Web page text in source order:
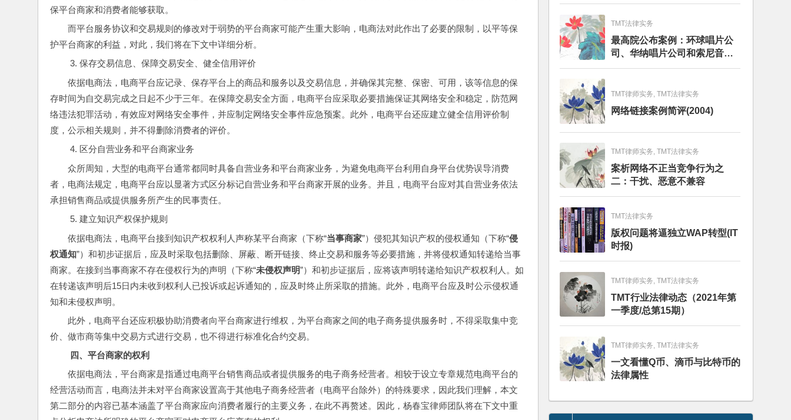
保平台商家和消费者能够获取。
而平台服务协议和交易规则的修改对于弱势的平台商家可能产生重大影响，电商法对此作出了必要的限制，以平等保
护平台商家的利益，对此，我们将在下文中详细分析。
保存交易信息、保障交易安全、健全信用评价
依据电商法，电商平台应记录、保存平台上的商品和服务以及交易信息，并确保其完整、保密、可用，该等信息的保
存时间为自交易完成之日起不少于三年。在保障交易安全方面，电商平台应采取必要措施保证其网络安全和稳定，防范网
络违法犯罪活动，有效应对网络安全事件，并应制定网络安全事件应急预案。此外，电商平台还应建立健全信用评价制
度，公示相关规则，并不得删除消费者的评价。
区分自营业务和平台商家业务
众所周知，大型的电商平台通常都同时具备自营业务和平台商家业务，为避免电商平台利用自身平台优势误导消费
者，电商法规定，电商平台应以显著方式区分标记自营业务和平台商家开展的业务。并且，电商平台应对其自营业务依法
承担销售商品或提供服务所产生的民事责任。
建立知识产权保护规则
依据电商法，电商平台接到知识产权权利人声称某平台商家（下称“当事商家”）侵犯其知识产权的侵权通知（下称“侵
权通知”）和初步证据后，应及时采取包括删除、屏蔽、断开链接、终止交易和服务等必要措施，并将侵权通知转递给当事
商家。在接到当事商家不存在侵权行为的声明（下称“未侵权声明”）和初步证据后，应将该声明转递给知识产权权利人。如
在转递该声明后15日内未收到权利人已投诉或起诉通知的，应及时终止所采取的措施。此外，电商平台应及时公示侵权通
知和未侵权声明。
此外，电商平台还应积极协助消费者向平台商家进行维权，为平台商家之间的电子商务提供服务时，不得采取集中竞
价、做市商等集中交易方式进行交易，也不得进行标准化合约交易。
四、 平台商家的权利
依据电商法，平台商家是指通过电商平台销售商品或者提供服务的电子商务经营者。相较于设立专章规范电商平台的
经营活动而言，电商法并未对平台商家设置高于其他电子商务经营者（电商平台除外）的特殊要求，因此我们理解，本文
第二部分的内容已基本涵盖了平台商家应向消费者履行的主要义务，在此不再赘述。因此，杨春宝律师团队将在下文中重
TMT法律实务
最高院公布案例：环球唱片公
司、华纳唱片公司和索尼音乐
娱乐公司与百度公司侵犯著作
TMT律师实务, TMT法律实务
网络链接案例简评(2004)
TMT律师实务, TMT法律实务
案析网络不正当竞争行为之
二：干扰、恶意不兼容
TMT法律实务
版权问题将逼独立WAP转型(IT
时报)
TMT律师实务, TMT法律实务
TMT行业法律动态（2021年第
一季度/总第15期）
TMT律师实务, TMT法律实务
一文看懂Q币、滴币与比特币的
法律属性